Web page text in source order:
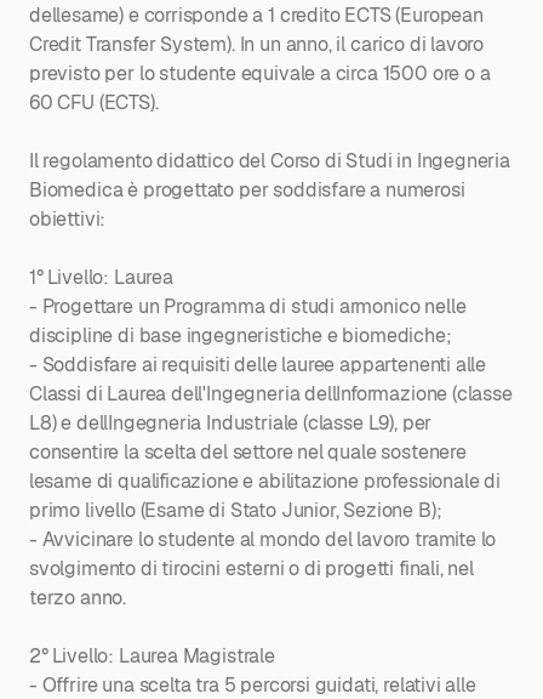
dellesame) e corrisponde a 1 credito ECTS (European
Credit Transfer System). In un anno, il carico di lavoro
previsto per lo studente equivale a circa 1500 ore o a
60 CFU (ECTS).
Il regolamento didattico del Corso di Studi in Ingegneria
Biomedica è progettato per soddisfare a numerosi
obiettivi:
1° Livello: Laurea
- Progettare un Programma di studi armonico nelle
discipline di base ingegneristiche e biomediche;
- Soddisfare ai requisiti delle lauree appartenenti alle
Classi di Laurea dell'Ingegneria dellInformazione (classe
L8) e dellIngegneria Industriale (classe L9), per
consentire la scelta del settore nel quale sostenere
lesame di qualificazione e abilitazione professionale di
primo livello (Esame di Stato Junior, Sezione B);
- Avvicinare lo studente al mondo del lavoro tramite lo
svolgimento di tirocini esterni o di progetti finali, nel
terzo anno.
2° Livello: Laurea Magistrale
- Offrire una scelta tra 5 percorsi guidati, relativi alle